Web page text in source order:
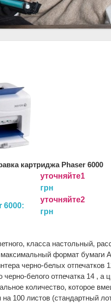
картриджа Phaser 6000
уточняйте1
грн
6000:
уточняйте2
грн
класса настольный,
формат бумаги
черно-белых отпечатков
белого отпечатка 14 , а
количество, которое
100 листов (стандартный